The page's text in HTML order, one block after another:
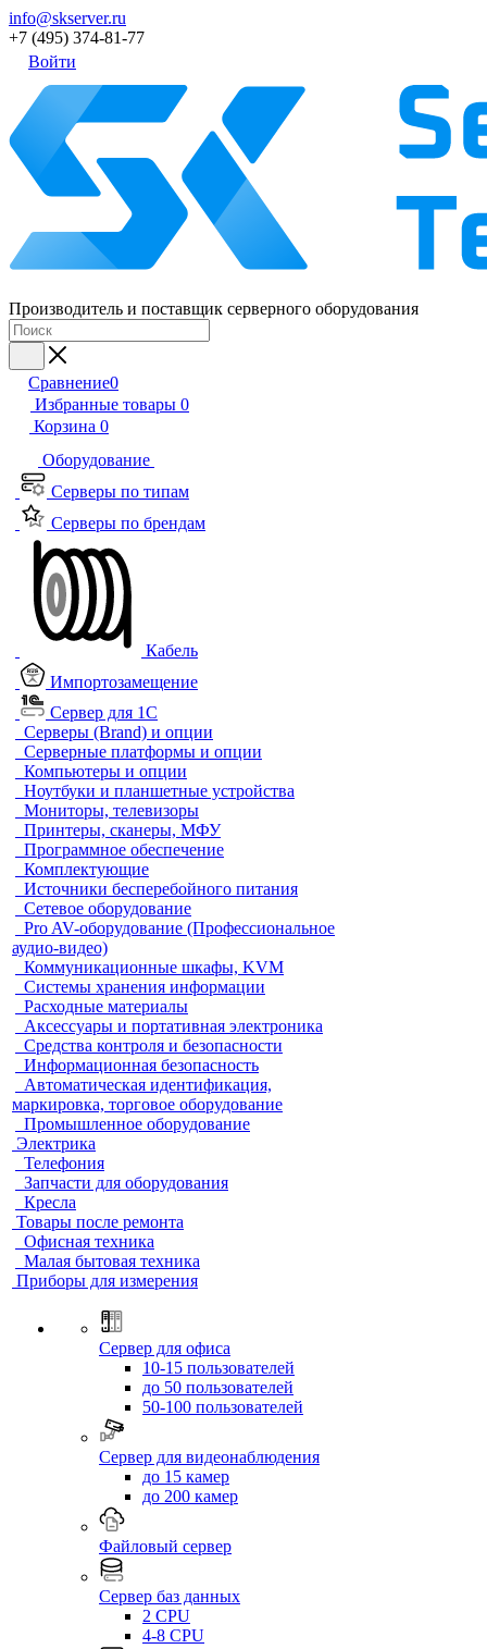
info@skserver.ru
+7 (495) 374-81-77
Войти
Производитель и поставщик серверного оборудования
Сравнение0
Избранные товары 0
Корзина 0
Оборудование
Серверы по типам
Серверы по брендам
Кабель
Импортозамещение
Сервер для 1С
Серверы (Brand) и опции
Серверные платформы и опции
Компьютеры и опции
Ноутбуки и планшетные устройства
Мониторы, телевизоры
Принтеры, сканеры, МФУ
Программное обеспечение
Комплектующие
Источники бесперебойного питания
Сетевое оборудование
Pro AV-оборудование (Профессиональное
аудио-видео)
Коммуникационные шкафы, KVM
Системы хранения информации
Расходные материалы
Аксессуары и портативная электроника
Средства контроля и безопасности
Информационная безопасность
Автоматическая идентификация,
маркировка, торговое оборудование
Промышленное оборудование
Электрика
Телефония
Запчасти для оборудования
Кресла
Товары после ремонта
Офисная техника
Малая бытовая техника
Приборы для измерения
Сервер для офиса
10-15 пользователей
до 50 пользователей
50-100 пользователей
Сервер для видеонаблюдения
до 15 камер
до 200 камер
Файловый сервер
Сервер баз данных
2 CPU
4-8 CPU